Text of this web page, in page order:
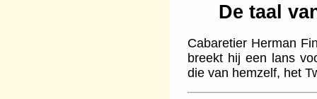
De taal
Cabaretier Herman
breekt hij een lans
die van hemzelf, het